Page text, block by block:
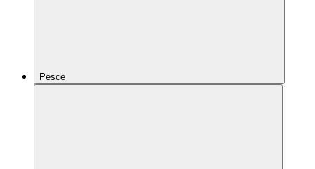
Pesce